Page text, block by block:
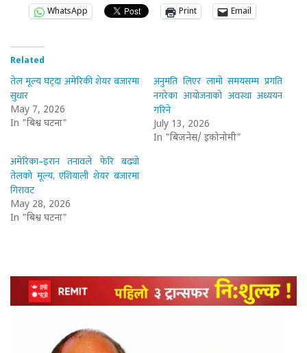
WhatsApp Print Email
Related
तेल मूल्य घट्दा अमेरिकी शेयर बजारमा
सुधार
May 7, 2026
In "बिश्व घटना"
अनुमति लिएर लामो समयसम्म प्रगति
नगरेका आयोजनाको अवस्था अध्ययन
गरिने
July 13, 2026
In "बिजनेस/ इकोनोमी"
अमेरिका–इरान तनावले फेरि बढ्यो
तेलको मूल्य, एशियाली शेयर बजारमा
गिरावट
May 28, 2026
In "बिश्व घटना"